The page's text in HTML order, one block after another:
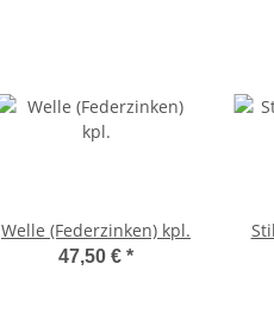
Welle (Federzinken) kpl.
47,50 € *